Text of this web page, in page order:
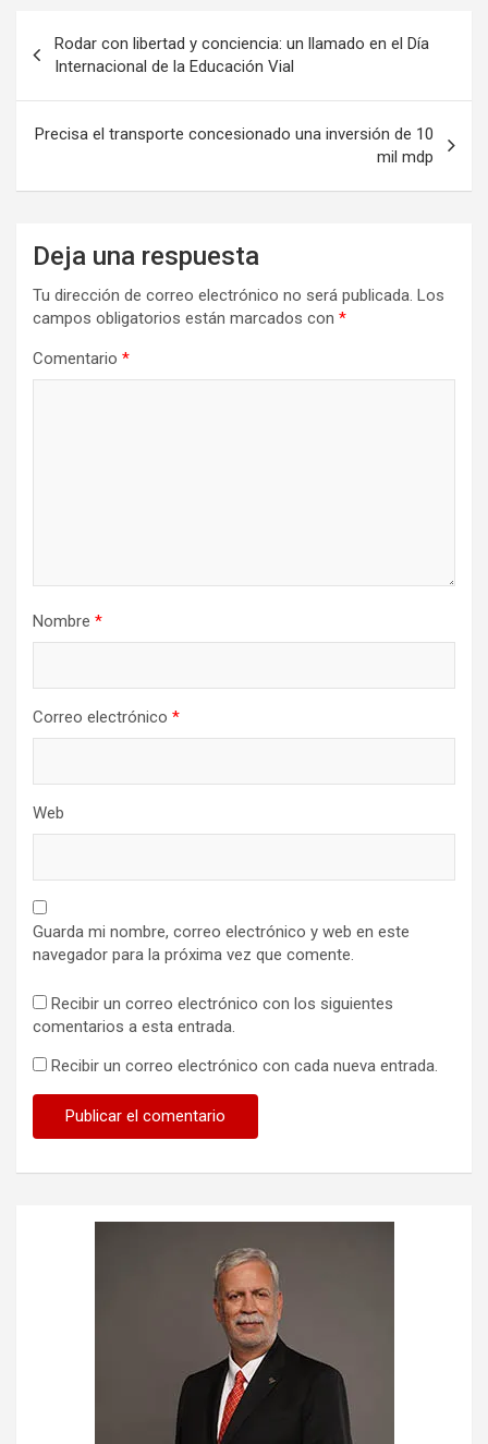
de
entradas
Rodar con libertad y conciencia: un llamado en el Día
Internacional de la Educación Vial
Precisa el transporte concesionado una inversión de 10
mil mdp
Deja una respuesta
Tu dirección de correo electrónico no será publicada. Los
campos obligatorios están marcados con *
Comentario *
Nombre *
Correo electrónico *
Web
Guarda mi nombre, correo electrónico y web en este
navegador para la próxima vez que comente.
Recibir un correo electrónico con los siguientes
comentarios a esta entrada.
Recibir un correo electrónico con cada nueva entrada.